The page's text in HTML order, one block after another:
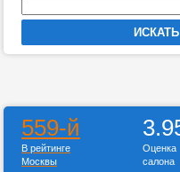
559-й
В рейтинге
Москвы
Оценка
салона